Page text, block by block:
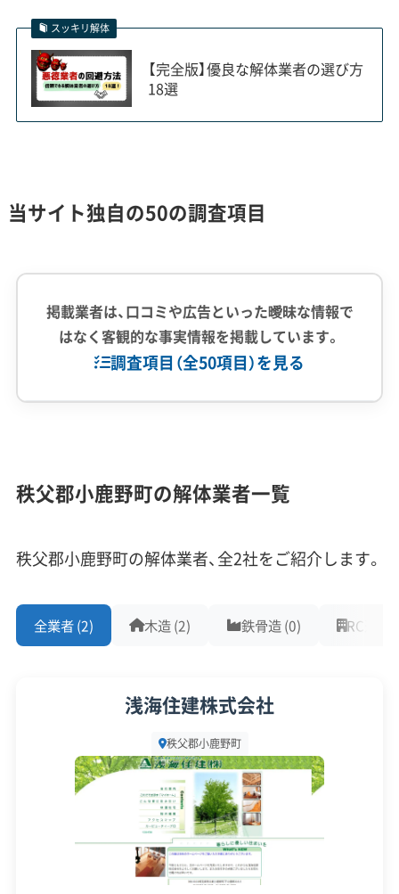
家」の存在です。
これらの建物は、養蚕のために2階や3階の天井がと
ても高く造られています。そして、屋根材には断熱
現在の厳しい規制では、解体前に有資格者による調
や隔離養生といった特別な除去作業が必要になり、
解体費用が通常の木造住宅の2倍以上に膨らむこと
も珍しくありません。
また、柱や梁には欅（ケヤキ）のような立派な古材が
があります。
特に小鹿野宿の周辺エリアでは、解体して更地にし
方法にも配慮が求められるという、歴史と文化を大
解体工事・空き家対策の補助金
老朽化した空き家の解体補助金制度があり、町
内の業者に工事を依頼すると補助の上限額が
10万円増額されるなど、地域経済を重視した内
スッキリ解体
【完全版】優良な解体業者の選び方
18選
当サイト独自の50の調査項目
掲載業者は、口コミや広告といった曖昧な情報で
はなく客観的な事実情報を掲載しています。
調査項目（全50項目）を見る
従業員30人以上
中間処理場保有
公共工事の経験
アスベストレベル1,2除去 ブロック塀
土木工事
建設業許可 解体工事業登録
産業廃棄物収集運搬業許可
産業廃棄物処分業許可
石綿作業主任者
建築物石綿含有建材調査者
解体工事施工技士
1級土木施工管理技士
1級建設機械施工管理技士
秩父郡小鹿野町の解体業者一覧
秩父郡小鹿野町の解体業者、全2社をご紹介します。
全業者 (2) 木造 (2) 鉄骨造 (0) RC造 (0)
浅海住建株式会社
秩父郡小鹿野町